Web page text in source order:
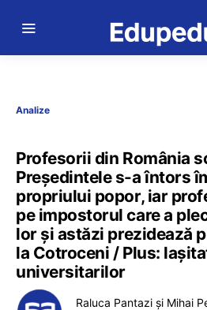
Analize
Profesorii din România
Președintele s-a întors
propriului popor, iar
pe impostorul care a
lor și astăzi prezidează
la Cotroceni / Plus:
universitarilor
Raluca Pantazi și Mihai